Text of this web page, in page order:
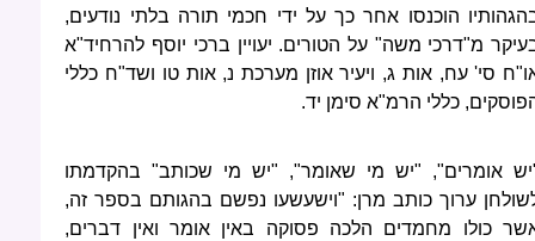
הוכנסו אחר כך על ידי חכמי תורה בלתי נודעים,
מ"דרכי משה" על הטורים. יעויין ברכי יוסף להרחיד"א
סי' עח, אות ג, ויעיר אוזן מערכת נ, אות טו ושד"ח כללי
כללי הרמ"א סימן יד.
אומרים", "יש מי שאומר", "יש מי שכותב" בהקדמתו
ערוך כותב מרן: "וישעשעו נפשם בהגותם בספר זה,
כולו מחמדים הלכה פסוקה באין אומר ואין דברים,